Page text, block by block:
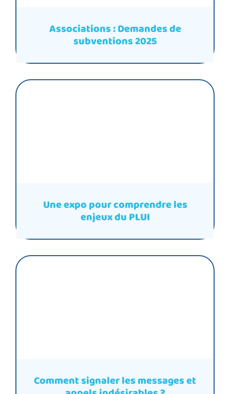
Associations : Demandes de
subventions 2025
Une expo pour comprendre les
enjeux du PLUI
Comment signaler les messages et